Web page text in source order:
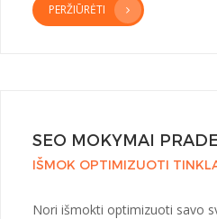
PERŽIŪRĖTI
SEO MOKYMAI
IŠMOK OPTIMIZUOTI
Nori išmokti optimizuoti savo